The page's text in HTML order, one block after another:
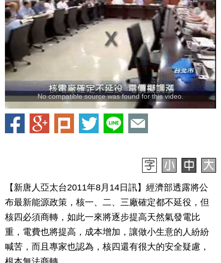
No compatible source was found for this video.
【新唐人亞太台2011年8月14日訊】經濟部透露將公
布最新能源政策，核一、二、三廠確定都不延役，但
核四必須商轉，如此一來將逐步提高天然氣發電比
重，電費也將提高，成本增加，讓做小生意的人紛紛
喊苦，而且專家也認為，核四還有很大的安全疑慮，